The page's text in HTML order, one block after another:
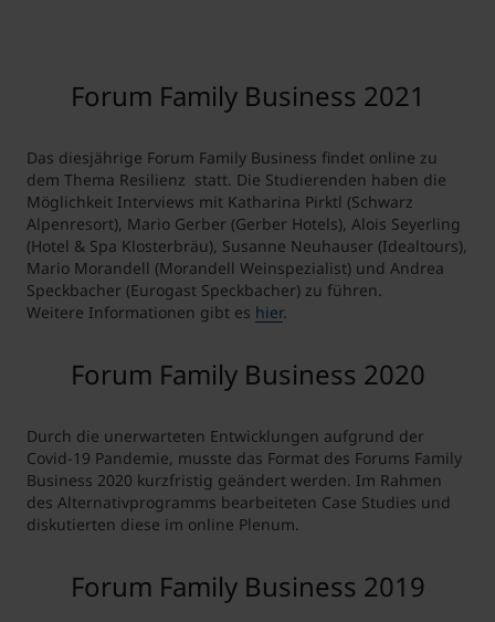
Forum Family Business 2021
Das diesjährige Forum Family Business findet online zu
dem Thema Resilienz statt. Die Studierenden haben die
Möglichkeit Interviews mit Katharina Pirktl (Schwarz
Alpenresort), Mario Gerber (Gerber Hotels), Alois Seyerling
(Hotel & Spa Klosterbräu), Susanne Neuhauser (Idealtours),
Mario Morandell (Morandell Weinspezialist) und Andrea
Speckbacher (Eurogast Speckbacher) zu führen.
Weitere Informationen gibt es hier.
Forum Family Business 2020
Durch die unerwarteten Entwicklungen aufgrund der
Covid-19 Pandemie, musste das Format des Forums Family
Business 2020 kurzfristig geändert werden. Im Rahmen
des Alternativprogramms bearbeiteten Case Studies und
diskutierten diese im online Plenum.
Forum Family Business 2019